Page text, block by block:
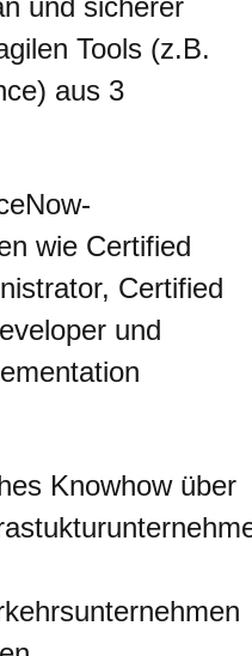
und sicherer
Tools (z.B.
aus 3
wie Certified
Certified
und
Knowhow über